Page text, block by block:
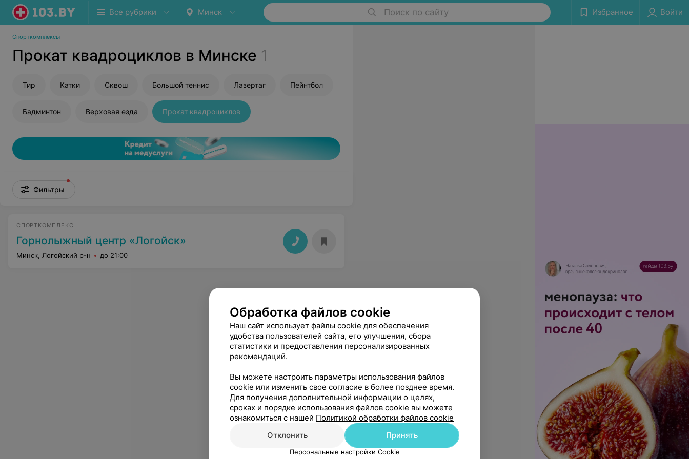
Все рубрики Минск Поиск по сайту Избранное Войти
Спорткомплексы
Прокат квадроциклов в Минске 1
Тир Катки Сквош Большой теннис Лазертаг Пейнтбол
Бадминтон Верховая езда Прокат квадроциклов
Фильтры
СПОРТКОМПЛЕКС
Горнолыжный центр «Логойск»
Минск, Логойский р-н до 21:00
Обработка файлов cookie
Наш сайт использует файлы cookie для обеспечения
удобства пользователей сайта, его улучшения, сбора
статистики и предоставления персонализированных
рекомендаций.
Вы можете настроить параметры использования файлов
cookie или изменить свое согласие в более позднее время.
Для получения дополнительной информации о целях,
сроках и порядке использования файлов cookie вы можете
ознакомиться с нашей Политикой обработки файлов cookie
Отклонить
Принять
Персональные настройки Cookie